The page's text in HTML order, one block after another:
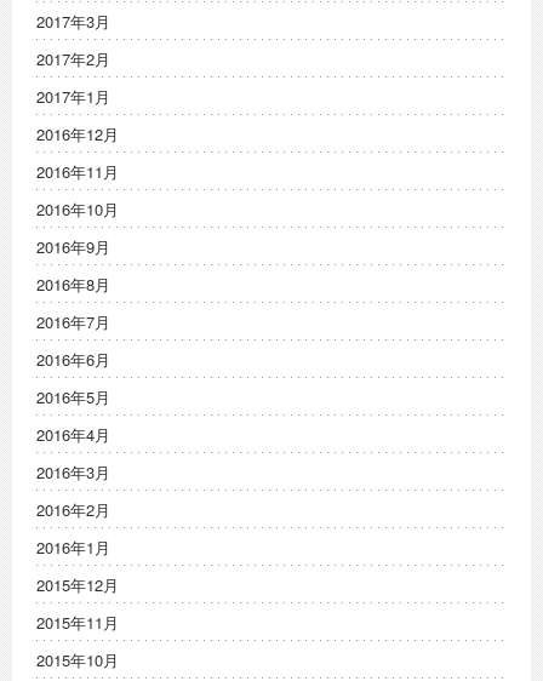
2017年3月
2017年2月
2017年1月
2016年12月
2016年11月
2016年10月
2016年9月
2016年8月
2016年7月
2016年6月
2016年5月
2016年4月
2016年3月
2016年2月
2016年1月
2015年12月
2015年11月
2015年10月